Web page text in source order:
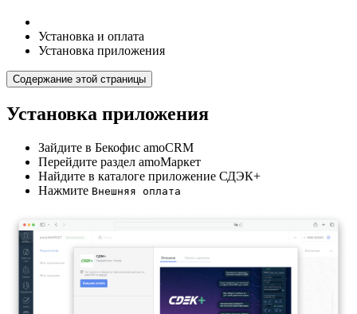
Установка и оплата
Установка приложения
Содержание этой страницы
Установка приложения
Зайдите в Бекофис amoCRM
Перейдите раздел amoМаркет
Найдите в каталоге приложение СДЭК+
Нажмите Внешняя оплата